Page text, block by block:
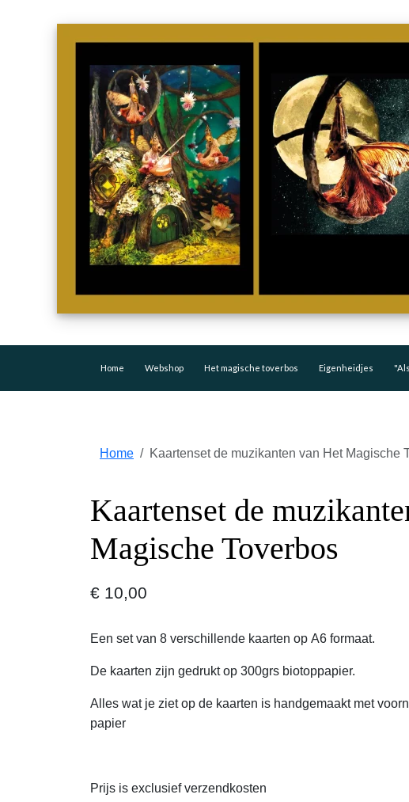
Home Webshop Het magische toverbos Eigenheidjes
Home Kaartenset de muzikanten van Het Magische
Kaartenset de
Magische Toverbos
€ 10,00
Een set van 8 verschillende kaarten op A6 formaat.
De kaarten zijn gedrukt op 300grs biotoppapier.
Alles wat je ziet op de kaarten is handgemaakt met
papier
Prijs is exclusief verzendkosten